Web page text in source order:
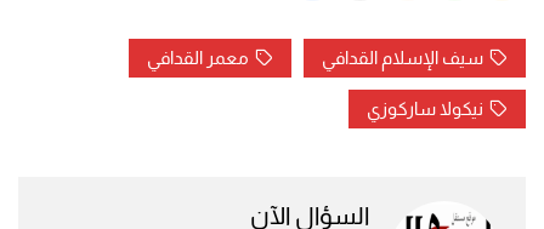
سيف الإسلام القدافي معمر القدافي
نيكولا ساركوزي
السؤال الآن